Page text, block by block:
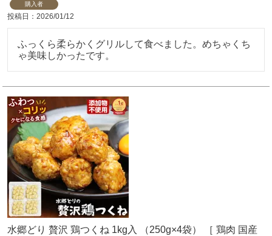
購入者
投稿日 2026/01/12
ふっくら柔らかくグリルして食べました。めちゃくち
ゃ美味しかったです。
水郷どり 贅沢 鶏つくね 1kg入 （250g×4袋） ［ 鶏肉 国産